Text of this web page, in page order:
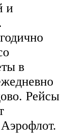
и
в
Рейсы